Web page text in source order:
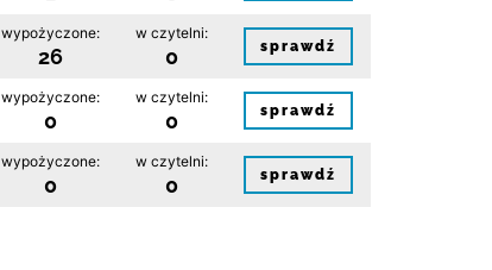
wypożyczone:
26
w czytelni:
0 sprawdź
wypożyczone:
0
w czytelni:
0 sprawdź
wypożyczone:
0
w czytelni:
0 sprawdź